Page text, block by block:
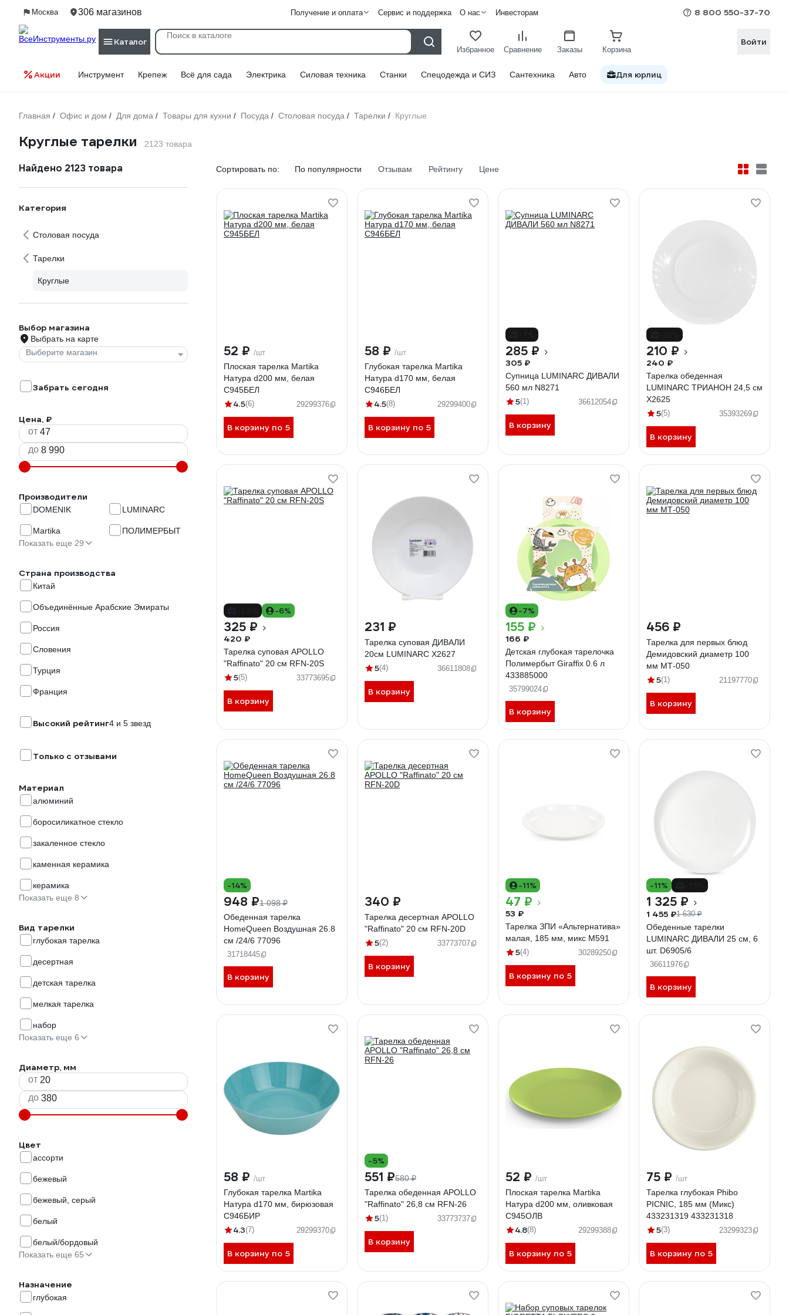
Москва 306 магазинов Получение и оплата Сервис и поддержка О нас Инвесторам 8 800 550-37-70
Каталог
Избранное Сравнение Заказы Корзина
Войти
Акции Инструмент Крепеж Всё для сада Электрика Силовая техника Станки Спецодежда и СИЗ Сантехника Авто Для юрлиц
Главная / Офис и дом / Для дома / Товары для кухни / Посуда / Столовая посуда / Тарелки / Круглые
Круглые тарелки 2123 товара
Найдено 2123 товара
Категория
Столовая посуда
Тарелки
Круглые
Выбор магазина
Выбрать на карте
Выберите магазин
Забрать сегодня
Цена, ₽
от
до
Производители
DOMENIK LUMINARC
Martika
ПОЛИМЕРБЫТ
Показать еще 29
Страна производства
Китай
Объединённые Арабские Эмираты
Россия
Словения
Турция
Франция
Высокий рейтинг4 и 5 звезд
Только с отзывами
Материал
алюминий
боросиликатное стекло
закаленное стекло
каменная керамика
керамика
Показать еще 8
Вид тарелки
глубокая тарелка
десертная
детская тарелка
мелкая тарелка
набор
Показать еще 6
Диаметр, мм
от
до
Цвет
ассорти
бежевый
бежевый, серый
белый
белый/бордовый
Показать еще 65
Назначение
глубокая
Сортировать по: По популярности Отзывам Рейтингу Цене
52 ₽ /шт
Плоская тарелка Martika
Натура d200 мм, белая
С945БЕЛ
4.5(6) 29299376
В корзину по 5
58 ₽ /шт
Глубокая тарелка Martika
Натура d170 мм, белая
С946БЕЛ
4.5(8) 29299400
В корзину по 5
285 ₽
305 ₽
Супница LUMINARC ДИВАЛИ
560 мл N8271
5(1) 36612054
В корзину
210 ₽
240 ₽
Тарелка обеденная
LUMINARC ТРИАНОН 24,5 см
X2625
5(5) 35393269
В корзину
-6%
325 ₽
420 ₽
Тарелка суповая APOLLO
"Raffinato" 20 см RFN-20S
5(5) 33773695
В корзину
231 ₽
Тарелка суповая ДИВАЛИ
20см LUMINARC X2627
5(4) 36611808
В корзину
-7%
155 ₽
166 ₽
Детская глубокая тарелочка
Полимербыт Giraffix 0.6 л
433885000
35799024
В корзину
456 ₽
Тарелка для первых блюд
Демидовский диаметр 100
мм МТ-050
5(1) 21197770
В корзину
-14%
948 ₽1 098 ₽
Обеденная тарелка
HomeQueen Воздушная 26.8
см /24/6 77096
31718445
В корзину
340 ₽
Тарелка десертная APOLLO
"Raffinato" 20 см RFN-20D
5(2) 33773707
В корзину
-11%
47 ₽
53 ₽
Тарелка ЗПИ «Альтернатива»
малая, 185 мм, микс М591
5(4) 30289250
В корзину по 5
-11%
1 325 ₽
1 455 ₽1 630 ₽
Обеденные тарелки
LUMINARC ДИВАЛИ 25 см, 6
шт. D6905/6
36611976
В корзину
58 ₽ /шт
Глубокая тарелка Martika
Натура d170 мм, бирюзовая
С946БИР
4.3(7) 29299370
В корзину по 5
-5%
551 ₽580 ₽
Тарелка обеденная APOLLO
"Raffinato" 26,8 см RFN-26
5(1) 33773737
В корзину
52 ₽ /шт
Плоская тарелка Martika
Натура d200 мм, оливковая
С945ОЛВ
4.8(8) 29299388
В корзину по 5
75 ₽ /шт
Тарелка глубокая Phibo
PICNIC, 185 мм (Микс)
433231319 433231318
5(3) 23299323
В корзину по 5